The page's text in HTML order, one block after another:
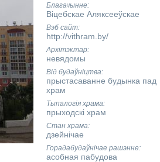
Благачынне
Віцебскае Аляксееўскае
Вэб сайт
http://vithram.by/
Архітэктар
невядомы
Від будаўніцтва
прыстасаванне будынка пад
храм
Тыпалогія храма
прыходскі храм
Стан храма
дзейнічае
Горадабудаўнічае рашэнне
асобная пабудова